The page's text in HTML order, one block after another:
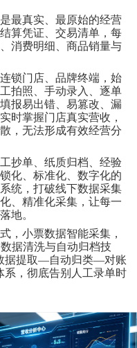
最真实、最原始的经营
算凭证、交易清单，每
消费明细、商品销量与
锁门店、品牌终端，始
拍照、手动录入、逐单
报易出错、易篡改、漏
时掌握门店真实营收，
，无法形成有效经营分
抄单、纸质归档、经验
化、标准化、数字化的
统，打破线下数据采集
、精准化采集，让每一
地。
，小票数据智能采集，
据清洗与自动归档技
据提取—自动归类—对账
，彻底告别人工录单时